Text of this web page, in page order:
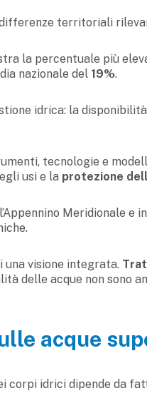
territoriali
la percentuale più
nazionale del 19%.
idrica: la
tecnologie e
usi e la protezione
Meridionale e
una visione integrata.
delle acque non sono
acque
corpi idrici dipende da